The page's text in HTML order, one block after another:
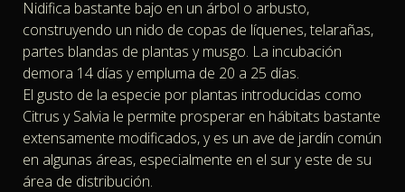
Nidifica bastante bajo en un árbol o arbusto,
construyendo un nido de copas de líquenes, telarañas,
partes blandas de plantas y musgo. La incubación
demora 14 días y empluma de 20 a 25 días.
El gusto de la especie por plantas introducidas como
Citrus y Salvia le permite prosperar en hábitats bastante
extensamente modificados, y es un ave de jardín común
en algunas áreas, especialmente en el sur y este de su
área de distribución.